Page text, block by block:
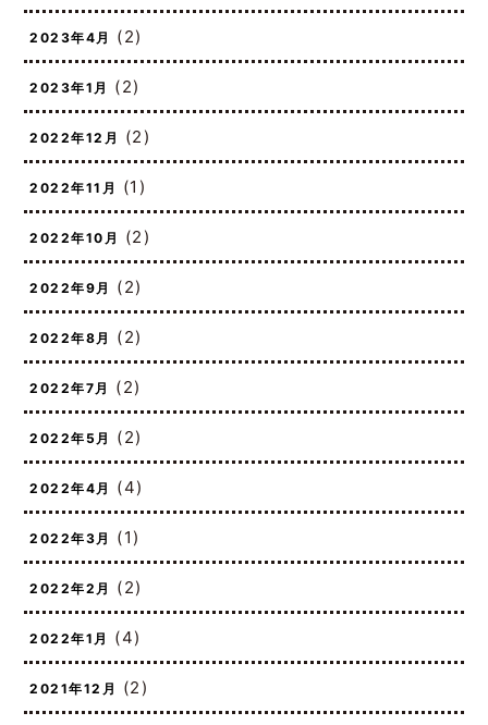
2023年7月(2)
2023年4月(2)
2023年1月(2)
2022年12月 (2)
2022年11月(1)
2022年10月 (2)
2022年9月(2)
2022年8月(2)
2022年7月(2)
2022年5月(2)
2022年4月(4)
2022年3月(1)
2022年2月(2)
2022年1月(4)
2021年12月(2)